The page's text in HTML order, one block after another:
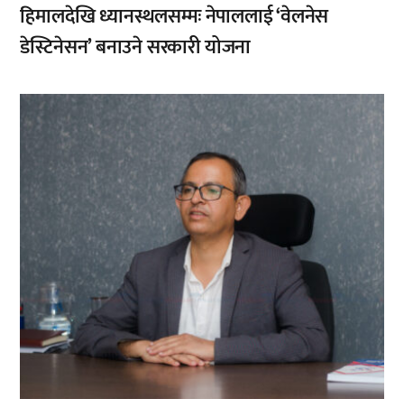
हिमालदेखि ध्यानस्थलसम्मः नेपाललाई ‘वेलनेस
डेस्टिनेसन’ बनाउने सरकारी योजना